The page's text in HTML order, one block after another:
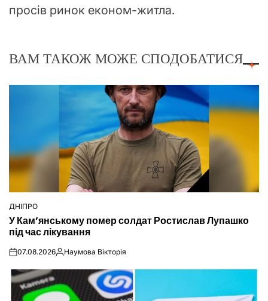
просів ринок економ-житла.
ВАМ ТАКОЖ МОЖЕ СПОДОБАТИСЯ
ОПУБЛІКУВАТИ
У
ДНІПРО
У Кам’янському помер солдат Ростислав Лупашко
під час лікування
on07.08.2026Опубліковано
Наумова Вікторія